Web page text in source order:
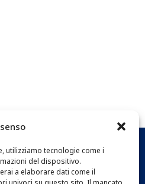
utilizziamo tecnologie come i
del dispositivo.
a elaborare dati come il